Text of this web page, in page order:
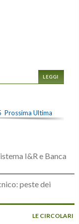
LEGGI
Prossima Ultima
I&R e Banca
peste dei
LE CIRCOLARI